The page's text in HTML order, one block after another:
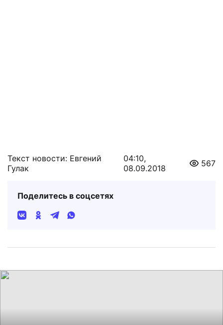
Текст новости: Евгений
Гулак
04:10,
08.09.2018
567
Поделитесь в соцсетях